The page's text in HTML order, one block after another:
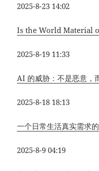
2025-8-23 14:02
Is the World Material
2025-8-19 11:33
AI 的威胁：不是恶意，
2025-8-18 18:13
一个日常生活真实需求
2025-8-9 04:19